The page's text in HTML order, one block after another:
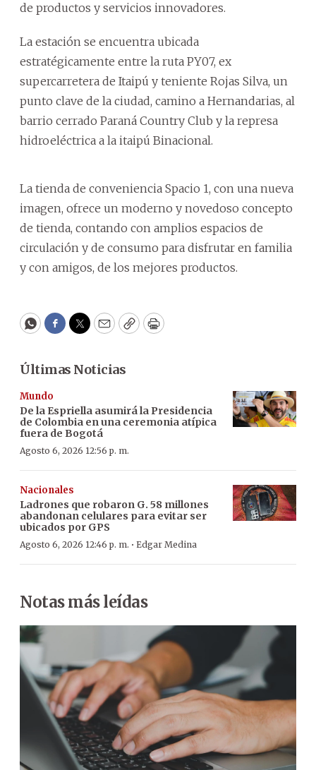
de productos y servicios innovadores.
La estación se encuentra ubicada
estratégicamente entre la ruta PY07, ex
supercarretera de Itaipú y teniente Rojas Silva, un
punto clave de la ciudad, camino a Hernandarias, al
barrio cerrado Paraná Country Club y la represa
hidroeléctrica a la itaipú Binacional.
La tienda de conveniencia Spacio 1, con una nueva
imagen, ofrece un moderno y novedoso concepto
de tienda, contando con amplios espacios de
circulación y de consumo para disfrutar en familia
y con amigos, de los mejores productos.
WhatsApp
Facebook
Twitter
EmailCopyPrint
Últimas Noticias
Mundo
De la Espriella asumirá la Presidencia
de Colombia en una ceremonia atípica
fuera de Bogotá
Agosto 6, 2026 12:56 p. m.
Nacionales
Ladrones que robaron G. 58 millones
abandonan celulares para evitar ser
ubicados por GPS
Agosto 6, 2026 12:46 p. m. · Edgar Medina
Notas más leídas